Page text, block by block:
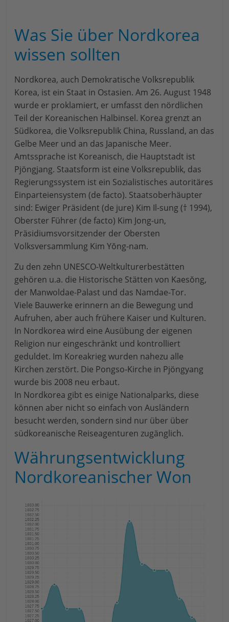
Was Sie über Nordkorea
wissen sollten
Nordkorea, auch Demokratische Volksrepublik
Korea, ist ein Staat in Ostasien. Am 26. August 1948
wurde er proklamiert, er umfasst den nördlichen
Teil der Koreanischen Halbinsel. Korea grenzt an
Südkorea, die Volksrepublik China, Russland, an das
Gelbe Meer und an das Japanische Meer.
Amtssprache ist Koreanisch, die Hauptstadt ist
Pjöngjang. Staatsform ist eine Volksrepublik, das
Regierungssystem ist ein Sozialistisches autoritäres
Einparteiensystem (de facto). Staatsoberhäupter
sind: Ewiger Präsident (de jure) Kim Il-sung († 1994),
Oberster Führer (de facto) Kim Jong-un,
Präsidiumsvorsitzender der Obersten
Volksversammlung Kim Yŏng-nam.
Zu den zehn UNESCO-Weltkulturerbestätten
gehören u.a. die Historische Stätten von Kaesŏng,
der Manwoldae-Palast und das Namdae-Tor.
Viele Bauwerke erinnern an die Bewegung und
Aufruhen, aber auch frühere Kaiser und Kulturen.
In Nordkorea wird eine Ausübung der eigenen
Religion nur eingeschränkt und kontrolliert
geduldet. Im Koreakrieg wurden nahezu alle
Kirchen zerstört. Die Pongso-Kirche in Pjöngyang
wurde bis 2008 neu erbaut.
In Nordkorea gibt es einige Nationalparks, diese
können aber nicht so einfach von Ausländern
besucht werden, sondern sind nur über über
südkoreanische Reiseagenturen zugänglich.
Währungsentwicklung
Nordkoreanischer Won